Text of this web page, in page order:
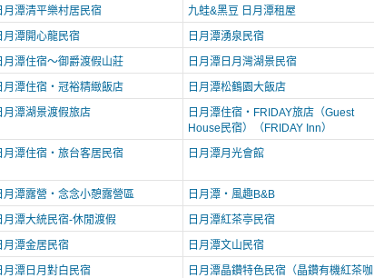
月潭清平樂村居民宿
九蛙&黑豆 日月潭租屋
月潭開心龍民宿
日月潭湧泉民宿
月潭住宿～御爵渡假山莊
日月潭日月灣湖景民宿
月潭住宿‧冠裕精緻飯店
日月潭松鶴園大飯店
月潭湖景渡假旅店
日月潭住宿‧FRIDAY旅店（Guest
House民宿）（FRIDAY Inn）
月潭住宿‧旅台客居民宿 日月潭月光會館
月潭露營‧念念小憩露營區
日月潭‧風趣B&B
月潭大統民宿-休閒渡假
日月潭紅茶亭民宿
月潭金居民宿
日月潭文山民宿
月潭日月對白民宿
日月潭晶鑽特色民宿（晶鑽有機紅茶咖